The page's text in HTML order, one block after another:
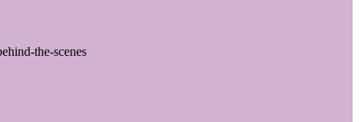
the-scenes